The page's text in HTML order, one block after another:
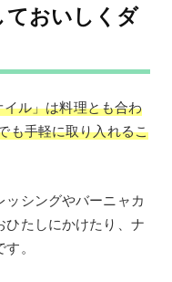
ておいしくダ
ル」は料理とも合わ
も手軽に取り入れるこ
シングやバーニャカ
ひたしにかけたり、ナ
。